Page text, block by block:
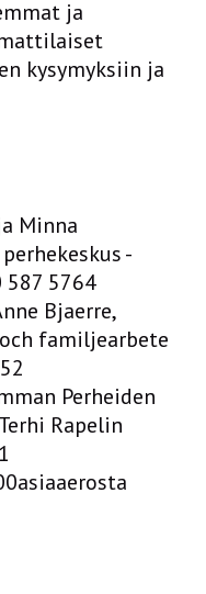
ja
kysymyksiin ja
Minna
-
587 5764
Bjaerre,
familjearbete
Perheiden
Rapelin